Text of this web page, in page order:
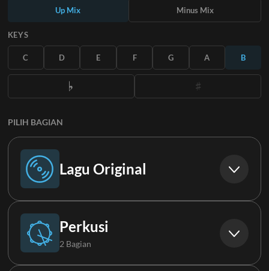
setiap bagian ditambah lagu aslinya.
BERLANGGANAN
Up Mix Minus Mix
KEYS
C D E F G A B
PILIH BAGIAN
Lagu Original
Lagu Original
Perkusi
2 Bagian